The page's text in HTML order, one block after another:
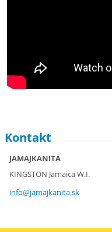
Kontakt
JAMAJKANITA
KINGSTON Jamaica W.I.
info@jamajkanita.sk